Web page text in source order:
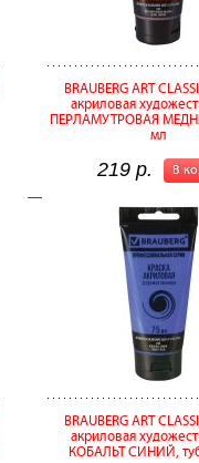
BRAUBERG ART
акриловая
ПЕРЛАМУТРОВАЯ
мл
В
219 р.
BRAUBERG ART
акриловая
КОБАЛЬТ СИНИЙ,